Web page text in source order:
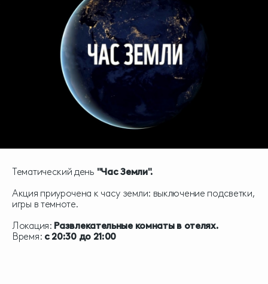
Тематический день "Час Земли".
Акция приурочена к часу земли: выключение подсветки,
игры в темноте.
Локация: Развлекательные комнаты в отелях.
Время: с 20:30 до 21:00